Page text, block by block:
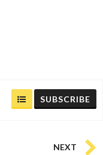
SUBSCRIBE
NEXT